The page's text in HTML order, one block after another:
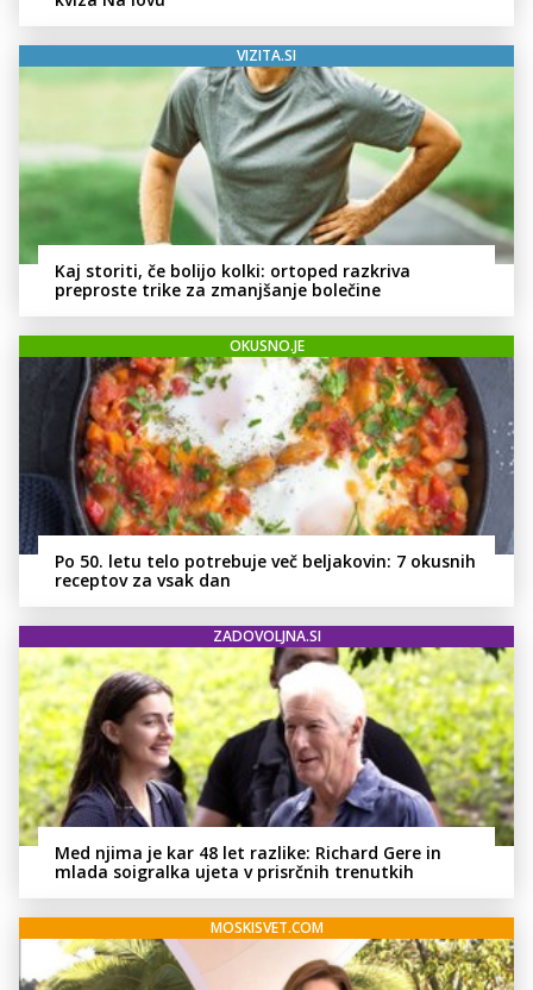
VIZITA.SI
Kaj storiti, če bolijo kolki: ortoped razkriva
preproste trike za zmanjšanje bolečine
OKUSNO.JE
Po 50. letu telo potrebuje več beljakovin: 7 okusnih
receptov za vsak dan
ZADOVOLJNA.SI
Med njima je kar 48 let razlike: Richard Gere in
mlada soigralka ujeta v prisrčnih trenutkih
MOSKISVET.COM